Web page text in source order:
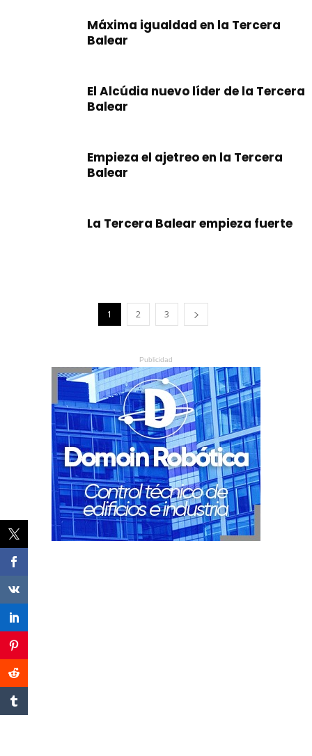
Máxima igualdad en la Tercera
Balear
El Alcúdia nuevo líder de la Tercera
Balear
Empieza el ajetreo en la Tercera
Balear
La Tercera Balear empieza fuerte
1 2 3
Publicidad